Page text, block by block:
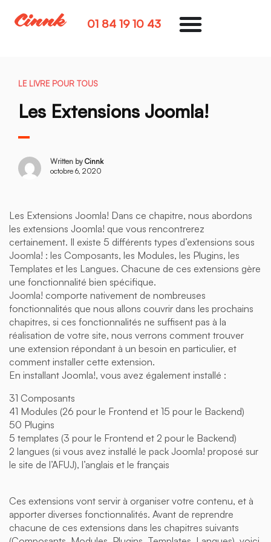
01 84 19 10 43
LE LIVRE POUR TOUS
Les Extensions Joomla!
Written by Cinnk
octobre 6, 2020
Les Extensions Joomla! Dans ce chapitre, nous abordons
les extensions Joomla! que vous rencontrerez
certainement. Il existe 5 différents types d’extensions sous
Joomla! : les Composants, les Modules, les Plugins, les
Templates et les Langues. Chacune de ces extensions gère
une fonctionnalité bien spécifique.
Joomla! comporte nativement de nombreuses
fonctionnalités que nous allons couvrir dans les prochains
chapitres, si ces fonctionnalités ne suffisent pas à la
réalisation de votre site, nous verrons comment trouver
une extension répondant à un besoin en particulier, et
comment installer cette extension.
En installant Joomla!, vous avez également installé :
31 Composants
41 Modules (26 pour le Frontend et 15 pour le Backend)
50 Plugins
5 templates (3 pour le Frontend et 2 pour le Backend)
2 langues (si vous avez installé le pack Joomla! proposé sur
le site de l’AFUJ), l’anglais et le français
Ces extensions vont servir à organiser votre contenu, et à
apporter diverses fonctionnalités. Avant de reprendre
chacune de ces extensions dans les chapitres suivants